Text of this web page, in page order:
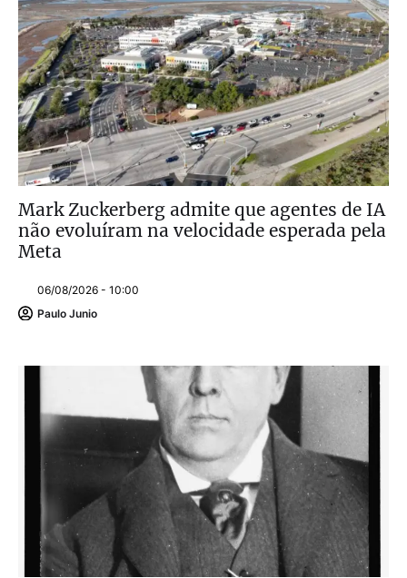
Mark Zuckerberg admite que agentes de IA
não evoluíram na velocidade esperada pela
Meta
06/08/2026 - 10:00
Paulo Junio